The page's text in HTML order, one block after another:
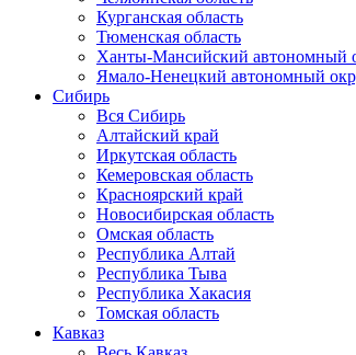
Курганская область
Тюменская область
Ханты-Мансийский автономный
Ямало-Ненецкий автономный
Сибирь
Вся Сибирь
Алтайский край
Иркутская область
Кемеровская область
Красноярский край
Новосибирская область
Омская область
Республика Алтай
Республика Тыва
Республика Хакасия
Томская область
Кавказ